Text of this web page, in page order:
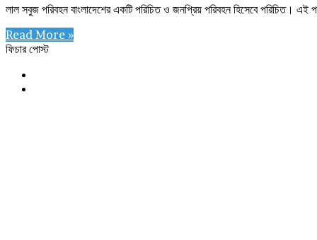
লাল সবুজ পরিবহন বাংলাদেশের একটি পরিচিত ও জনপ্রিয় পরিবহন হিসেবে পরিচিত। এই
Read More »
ফিচার পোস্ট